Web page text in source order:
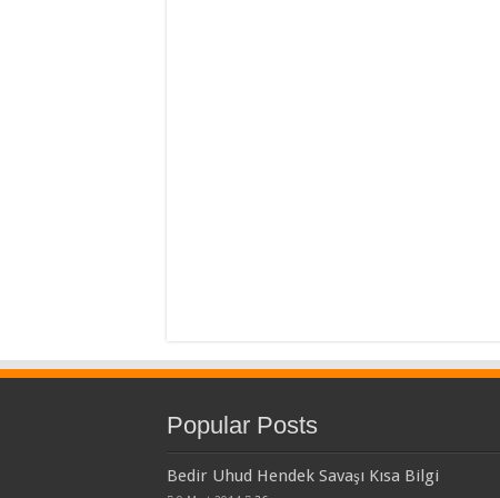
Popular Posts
Bedir Uhud Hendek Savaşı Kısa Bilgi